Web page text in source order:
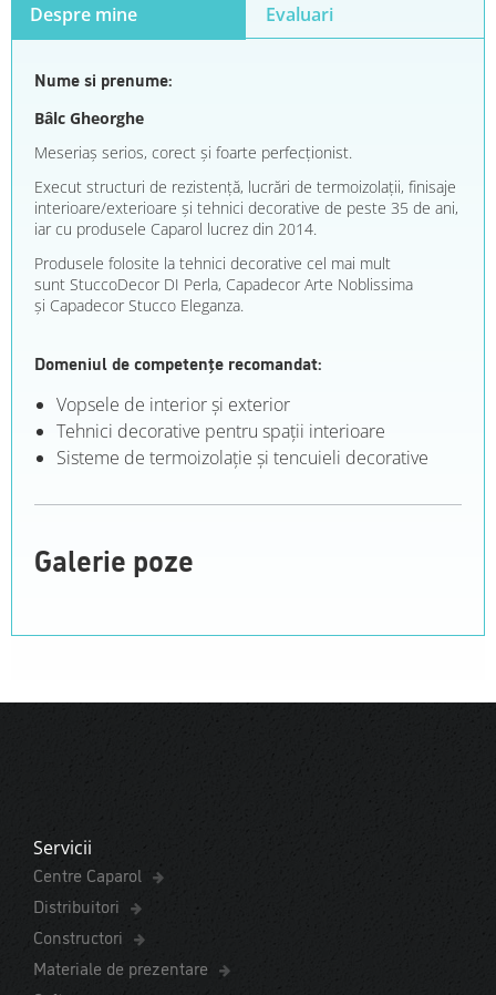
Despre mine Evaluari
Nume si prenume:
Bâlc Gheorghe
Meseriaș serios, corect și foarte perfecționist.
Execut structuri de rezistență, lucrări de termoizolații, finisaje
interioare/exterioare și tehnici decorative de peste 35 de ani,
iar cu produsele Caparol lucrez din 2014.
Produsele folosite la tehnici decorative cel mai mult
sunt StuccoDecor DI Perla, Capadecor Arte Noblissima
și Capadecor Stucco Eleganza.
Domeniul de competențe recomandat:
Vopsele de interior şi exterior
Tehnici decorative pentru spaţii interioare
Sisteme de termoizolaţie şi tencuieli decorative
Galerie poze
Servicii
Centre Caparol
Distribuitori
Constructori
Materiale de prezentare